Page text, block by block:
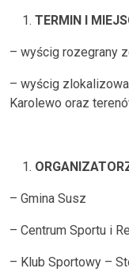
TERMIN I
– wyścig rozegrany
– wyścig
Karolewo oraz
– Gmina Susz
– Centrum Sportu i
– Klub Sportowy –